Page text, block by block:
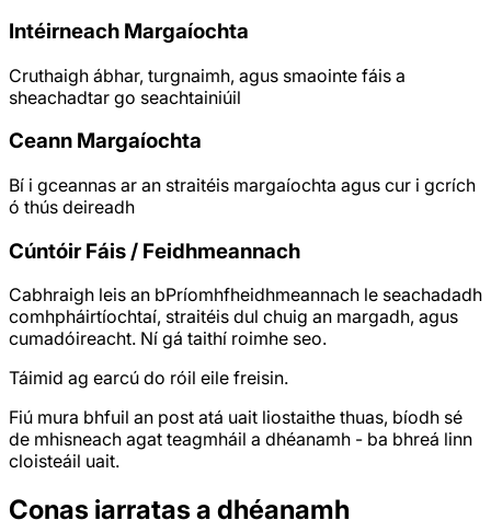
Intéirneach Margaíochta
Cruthaigh ábhar, turgnaimh, agus smaointe fáis a
sheachadtar go seachtainiúil
Ceann Margaíochta
Bí i gceannas ar an straitéis margaíochta agus cur i gcrích
ó thús deireadh
Cúntóir Fáis / Feidhmeannach
Cabhraigh leis an bPríomhfheidhmeannach le seachadadh
comhpháirtíochtaí, straitéis dul chuig an margadh, agus
cumadóireacht. Ní gá taithí roimhe seo.
Táimid ag earcú do róil eile freisin.
Fiú mura bhfuil an post atá uait liostaithe thuas, bíodh sé
de mhisneach agat teagmháil a dhéanamh - ba bhreá linn
cloisteáil uait.
Conas iarratas a dhéanamh